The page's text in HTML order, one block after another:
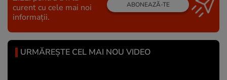
curent cu cele mai noi
informații.
ABONEAZĂ-TE
URMĂREȘTE CEL MAI NOU VIDEO